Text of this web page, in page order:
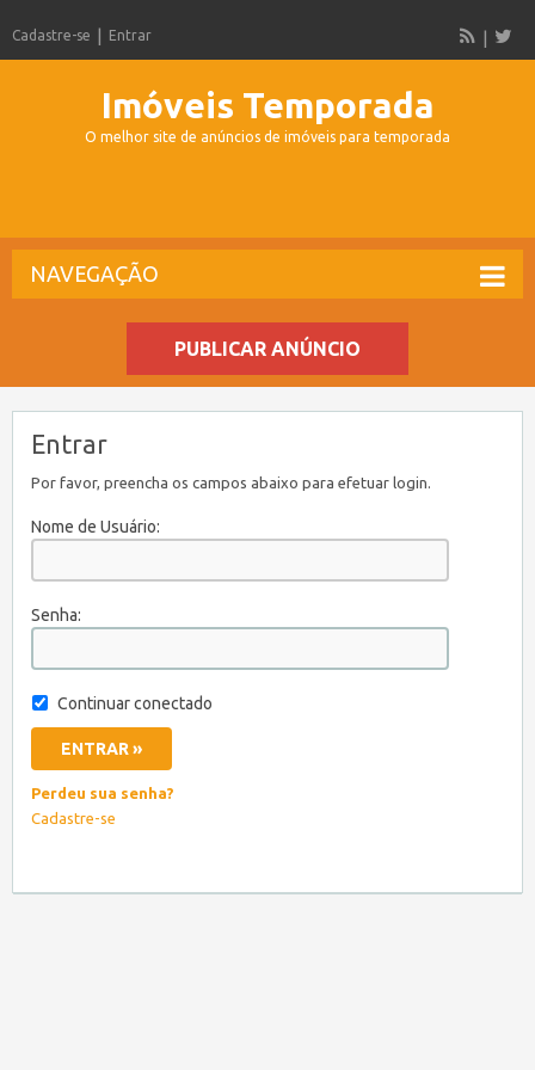
Cadastre-se Entrar
Imóveis Temporada
O melhor site de anúncios de imóveis para temporada
NAVEGAÇÃO
PUBLICAR ANÚNCIO
Entrar
Por favor, preencha os campos abaixo para efetuar login.
Nome de Usuário:
Senha:
Continuar conectado
Perdeu sua senha?
Cadastre-se